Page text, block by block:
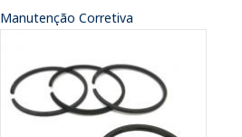
Manutenção Corretiva